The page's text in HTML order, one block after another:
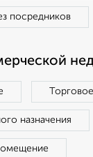
посредников
назначения